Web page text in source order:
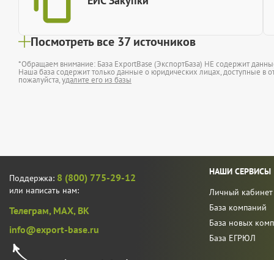
Посмотреть все 37 источников
*Обращаем внимание: База ExportBase (ЭкспортБаза) НЕ содержит
Наша база содержит только данные о юридических лицах, доступные в
пожалуйста,удалите его из базы
Поддержка: 8 (800) 775-29-12
или написать нам:
Телеграм, MAX, ВК
info@export-base.ru
НАШИ СЕРВИСЫ
Личный кабинет
База компаний
База новых
База ЕГРЮЛ